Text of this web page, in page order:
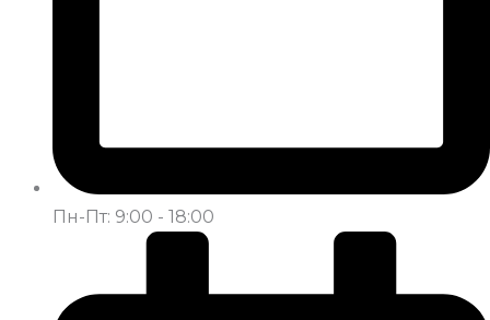
Пн-Пт: 9:00 - 18:00